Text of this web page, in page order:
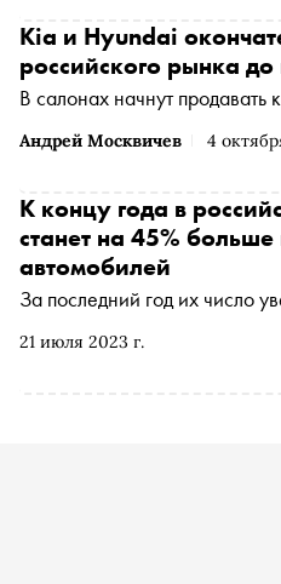
Андрей Москвичев 4
Kia и Hyundai
российского рынка
В салонах начнут
21 июля 2023 г.
К концу года в
станет на 45%
автомобилей
За последний год их число